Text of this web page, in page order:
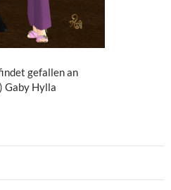
gefallen an
Gaby Hylla